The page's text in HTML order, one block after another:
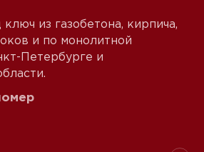
из газобетона, кирпича,
и по монолитной
Петербурге и